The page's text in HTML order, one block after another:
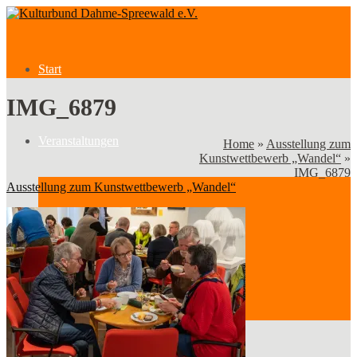
Start
Veranstaltungen
Veranstaltungen
Kategorien
IMG_6879
Home » Ausstellung zum
Kunstwettbewerb „Wandel“ »
IMG_6879
Ausstellung zum Kunstwettbewerb „Wandel“